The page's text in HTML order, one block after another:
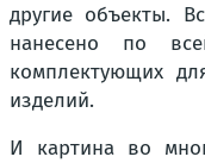
другие объекты.
нанесено по
комплектующих
изделий.
И картина во